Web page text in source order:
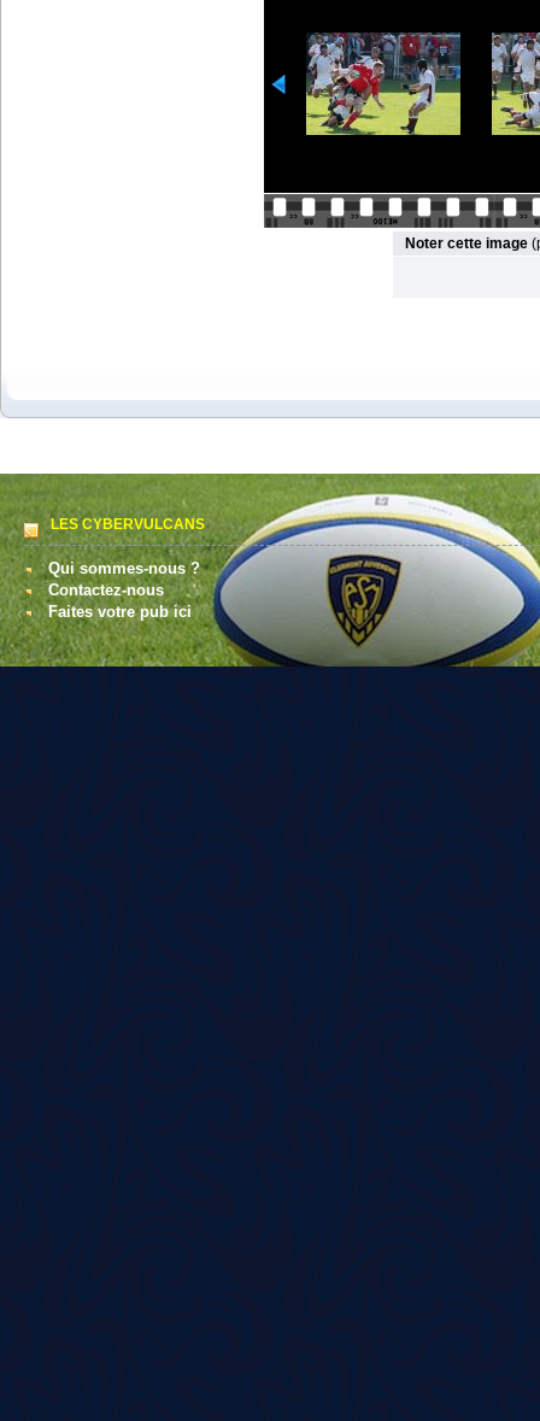
Noter cette image
LES CYBERVULCANS
Qui sommes-nous ?
Contactez-nous
Faites votre pub ici